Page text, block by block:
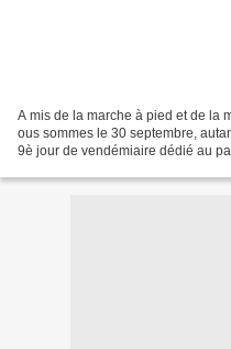
A mis de la marche à pied et de la
ous sommes le 30 septembre,
9è jour de vendémiaire dédié au